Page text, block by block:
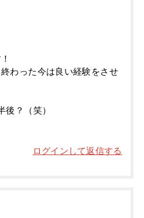
わった今は良い経験をさせ
後？（笑）
ログインして返信する